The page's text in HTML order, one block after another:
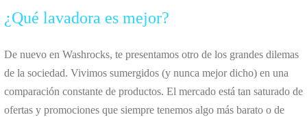
¿Qué lavadora es mejor?
De nuevo en Washrocks, te presentamos otro de los grandes dilemas
de la sociedad. Vivimos sumergidos (y nunca mejor dicho) en una
comparación constante de productos. El mercado está tan saturado de
ofertas y promociones que siempre tenemos algo más barato o de